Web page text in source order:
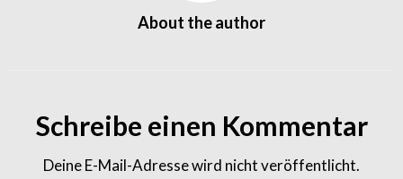
About the author
Schreibe einen Kommentar
Deine E-Mail-Adresse wird nicht veröffentlicht.